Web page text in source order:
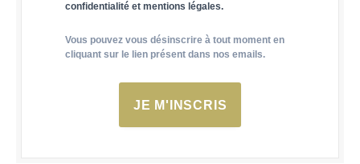
confidentialité et mentions légales.
Vous pouvez vous désinscrire à tout moment en
cliquant sur le lien présent dans nos emails.
JE M'INSCRIS